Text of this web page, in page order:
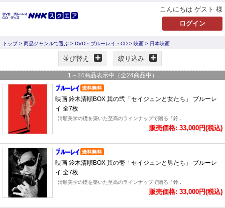
こんにちは ゲスト 様
トップ> 商品ジャンルで選ぶ > DVD・ブルーレイ・CD > 映画 > 日本映画
並び替え 絞り込み
1 ～ 24商品表示中（全24商品中）
映画 鈴木清順BOX 其の弐「セイジュンと女たち」 ブルーレ
イ 全7枚
清順美学の礎を築いた至高のラインナップで贈る「鈴..
販売価格: 33,000円(税込)
映画 鈴木清順BOX 其の壱「セイジュンと男たち」 ブルーレ
イ 全7枚
清順美学の礎を築いた至高のラインナップで贈る「鈴..
販売価格: 33,000円(税込)